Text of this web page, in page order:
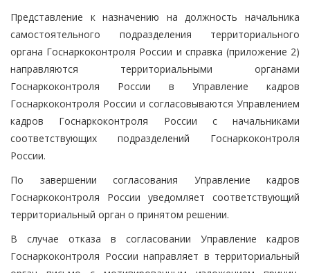
Представление к назначению на должность начальника
самостоятельного подразделения территориального
органа Госнаркоконтроля России и справка (приложение 2)
направляются территориальными органами
Госнаркоконтроля России в Управление кадров
Госнаркоконтроля России и согласовываются Управлением
кадров Госнаркоконтроля России с начальниками
соответствующих подразделений Госнаркоконтроля
России.
По завершении согласования Управление кадров
Госнаркоконтроля России уведомляет соответствующий
территориальный орган о принятом решении.
В случае отказа в согласовании Управление кадров
Госнаркоконтроля России направляет в территориальный